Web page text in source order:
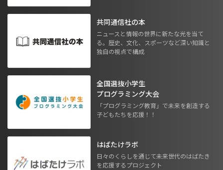
共同通信社の本
ニュースと情報の世界に新たな光を当て
る。歴史、文化、スポーツなど深い知識と
独自の視点で構成
全国選抜小学生
プログラミング大会
「プログラミング教育」で未来を創造する
子どもたちを応援！！
はばたけラボ
日々のくらしを通じて未来世代のはばたき
を応援するプロジェクト